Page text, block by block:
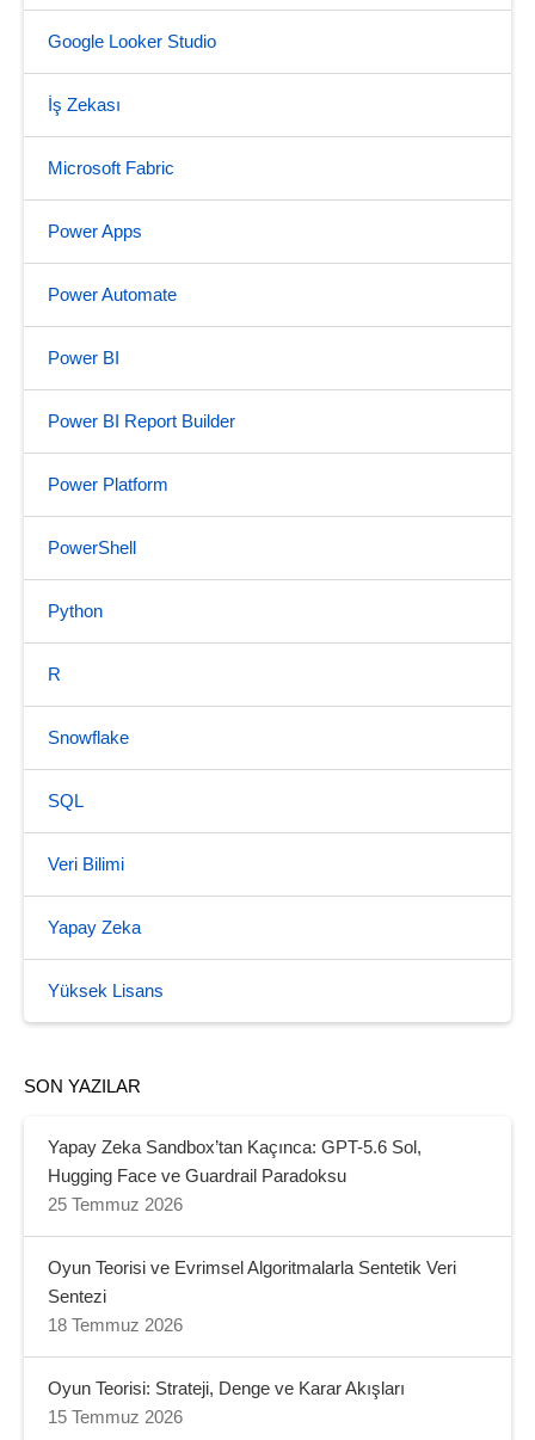
Google Looker Studio
İş Zekası
Microsoft Fabric
Power Apps
Power Automate
Power BI
Power BI Report Builder
Power Platform
PowerShell
Python
R
Snowflake
SQL
Veri Bilimi
Yapay Zeka
Yüksek Lisans
SON YAZILAR
Yapay Zeka Sandbox’tan Kaçınca: GPT-5.6 Sol,
Hugging Face ve Guardrail Paradoksu
25 Temmuz 2026
Oyun Teorisi ve Evrimsel Algoritmalarla Sentetik Veri
Sentezi
18 Temmuz 2026
Oyun Teorisi: Strateji, Denge ve Karar Akışları
15 Temmuz 2026